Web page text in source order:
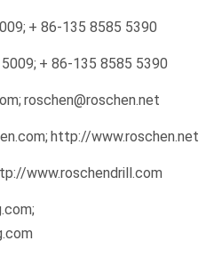
+ 86-135 8585 5390
5009; + 86-135 8585 5390
roschen@roschen.net
http://www.roschen.net
www.roschendrill.com